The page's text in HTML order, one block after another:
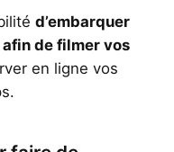
d’embarquer
de filmer vos
en ligne vos